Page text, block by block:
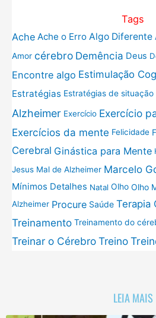
Tags
Ache Ache o Erro Algo Diferente
Amor cérebro Demência Deus
Encontre algo Estimulação
Estratégias Estratégias de situação
Alzheimer Exercício Exercício
Exercícios da mente Felicidade
Cerebral Ginástica para Mente
Jesus Mal de Alzheimer Marcelo
Mínimos Detalhes Natal Olho Olho
Alzheimer Procure Saúde Terapia
Treinamento Treinamento do
Treinar o CérebroTreino
LEIA MAIS